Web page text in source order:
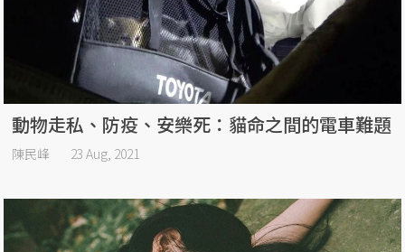
動物走私、防疫、安樂死：貓命之間的電車難題
陳民峰 23 Aug, 2021